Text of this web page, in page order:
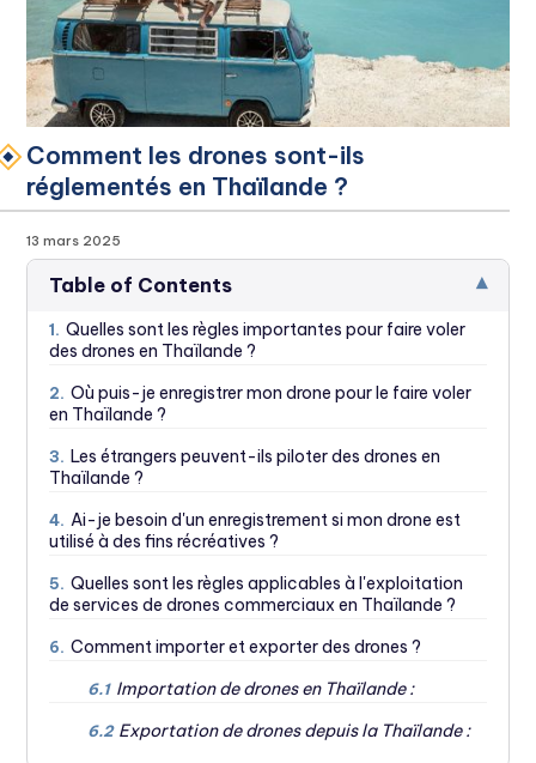
Comment les drones sont-ils
réglementés en Thaïlande ?
13 mars 2025
Table of Contents ▾
1. Quelles sont les règles importantes pour faire voler
des drones en Thaïlande ?
2. Où puis-je enregistrer mon drone pour le faire voler
en Thaïlande ?
3. Les étrangers peuvent-ils piloter des drones en
Thaïlande ?
4. Ai-je besoin d'un enregistrement si mon drone est
utilisé à des fins récréatives ?
5. Quelles sont les règles applicables à l'exploitation
de services de drones commerciaux en Thaïlande ?
6. Comment importer et exporter des drones ?
6.1 Importation de drones en Thaïlande :
6.2 Exportation de drones depuis la Thaïlande :